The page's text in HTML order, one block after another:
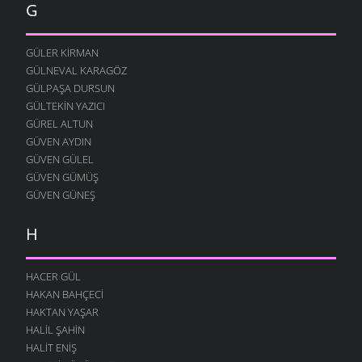
FESTIVAL
12 AĞUSTOS 2004
MERAKLI MELAHAT
12 AĞUSTOS 2004
HALK EĞITIMI
12 AĞUSTOS 2004
HASTAHANEDE DURUM
GIDIYORUZ
ÖZÜRLÜ YAŞAMAK
12 AĞUSTOS 2004
O YANA BU YANA
12 AĞUSTOS 2004
SUÇU NEDIR
G
GÜLER KIRMAN
GÜLNEVAL KARAGÖZ
GÜLPAŞA DURSUN
GÜLTEKIN YAZICI
GÜREL ALTUN
GÜVEN AYDIN
GÜVEN GÜLEL
GÜVEN GÜMÜŞ
GÜVEN GÜNEŞ
H
HACER GÜL
HAKAN BAHÇECI
HAKTAN YAŞAR
HALIL ŞAHIN
HALIT ENIŞ